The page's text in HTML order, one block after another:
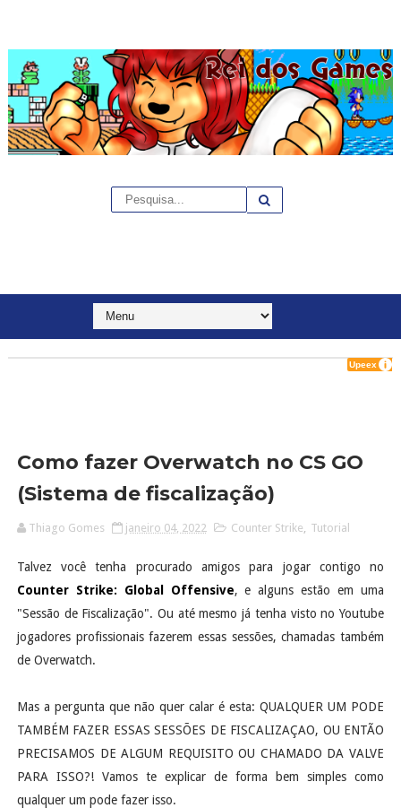
Como fazer Overwatch no CS GO
(Sistema de fiscalização)
Thiago Gomes janeiro 04, 2022 Counter Strike Tutorial
Talvez você tenha procurado amigos para jogar contigo no
Counter Strike: Global Offensive, e alguns estão em uma
"Sessão de Fiscalização". Ou até mesmo já tenha visto no Youtube
jogadores profissionais fazerem essas sessões, chamadas também
de Overwatch.
Mas a pergunta que não quer calar é esta: QUALQUER UM PODE
TAMBÉM FAZER ESSAS SESSÕES DE FISCALIZAÇAO, OU ENTÃO
PRECISAMOS DE ALGUM REQUISITO OU CHAMADO DA VALVE
PARA ISSO?! Vamos te explicar de forma bem simples como
qualquer um pode fazer isso.